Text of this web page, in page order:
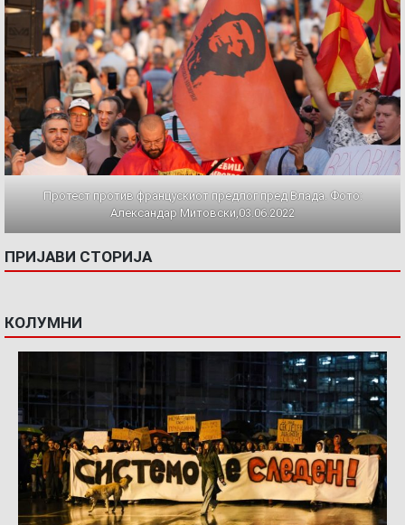
Протест против францускиот предлог пред Влада. Фото:
Александар Митовски,03.06.2022
ПРИЈАВИ СТОРИЈА
КОЛУМНИ